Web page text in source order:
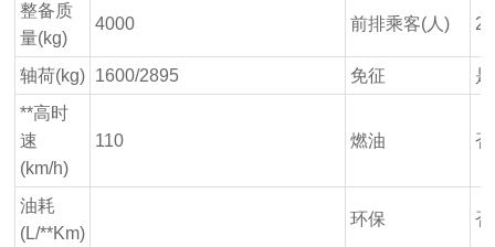
整备质
量(kg)
4000 前排乘客(人) 2
轴荷(kg) 1600/2895 免征
是
**高时
速
(km/h)
110 燃油 否
油耗
(L/**Km)
环保 否